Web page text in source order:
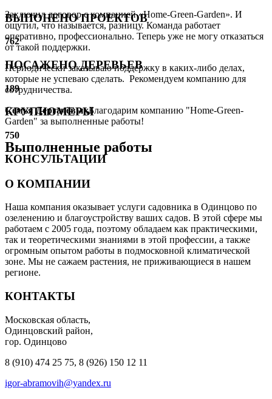
Заключил договор с компанией «Home-Green-Garden». И
ощутил, что называется, разницу. Команда работает
оперативно, профессионально. Теперь уже не могу отказаться
от такой поддержки.
Периодически заказываю поддержку в каких-либо делах,
которые не успеваю сделать. Рекомендуем компанию для
сотрудничества.
Семья ДергачёвыхБлагодарим компанию "Home-Green-
Garden" за выполненные работы!
Выполненные работы
ВЫПОНЕНО ПРОЕКТОВ
762
ПОСАЖЕНО ДЕРЕВЬЕВ
189
КРУПНОМЕРЫ
750
КОНСУЛЬТАЦИИ
О КОМПАНИИ
Наша компания оказывает услуги садовника в Одинцово по
озеленению и благоустройству ваших садов. В этой сфере мы
работаем с 2005 года, поэтому обладаем как практическими,
так и теоретическими знаниями в этой профессии, а также
огромным опытом работы в подмосковной климатической
зоне. Мы не сажаем растения, не приживающиеся в нашем
регионе.
КОНТАКТЫ
Московская область,
Одинцовский район,
гор. Одинцово
8 (910) 474 25 75, 8 (926) 150 12 11
igor-abramovih@yandex.ru